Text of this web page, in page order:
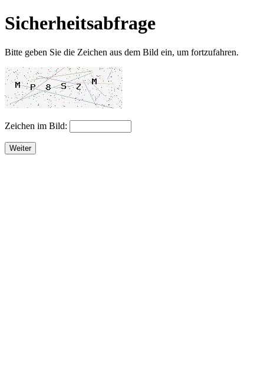
Sicherheitsabfrage
Bitte geben Sie die Zeichen aus dem Bild ein, um fortzufahren.
Zeichen im Bild:
Weiter